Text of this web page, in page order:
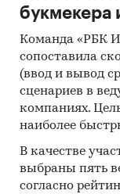
сфере e-
будет
3. В России
Ozon и
для домашних
динамику
составил ***.
букмекера
Команда «РБК
сопоставила
(ввод и вывод
сценариев в
компаниях.
наиболее
В качестве
выбраны пять
согласно